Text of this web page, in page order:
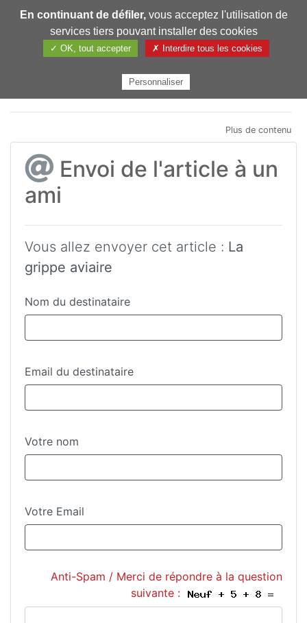
Pharmechange
Plus de contenu
Envoi de l'article à un
ami
Vous allez envoyer cet article : La
grippe aviaire
Nom du destinataire
Email du destinataire
Votre nom
Votre Email
Anti-Spam / Merci de répondre à la question
suivante :
En continuant de défiler,vous acceptez l'utilisation de
services tiers pouvant installer des cookies
✓ OK, tout accepter ✗ Interdire tous les cookies
Personnaliser